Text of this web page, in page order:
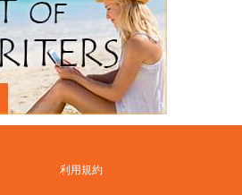
利用規約